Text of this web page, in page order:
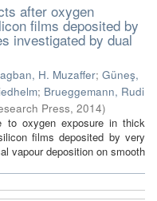
after oxygen
films deposited by
investigated by dual
H. Muzaffer; Güneş,
; Brueggemann, Rudi
Press, 2014)
to oxygen exposure in thick
films deposited by very
vapour deposition on smooth